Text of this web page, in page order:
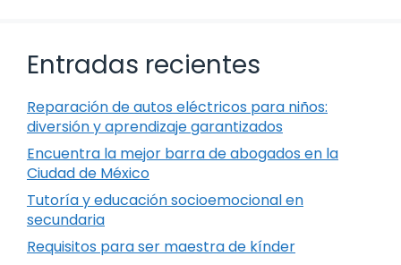
Entradas recientes
Reparación de autos eléctricos para niños:
diversión y aprendizaje garantizados
Encuentra la mejor barra de abogados en la
Ciudad de México
Tutoría y educación socioemocional en
secundaria
Requisitos para ser maestra de kínder